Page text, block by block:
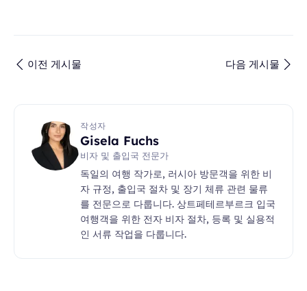
이전 게시물 다음 게시물
작성자
Gisela Fuchs
비자 및 출입국 전문가
독일의 여행 작가로, 러시아 방문객을 위한 비
자 규정, 출입국 절차 및 장기 체류 관련 물류
를 전문으로 다룹니다. 상트페테르부르크 입국
여행객을 위한 전자 비자 절차, 등록 및 실용적
인 서류 작업을 다룹니다.